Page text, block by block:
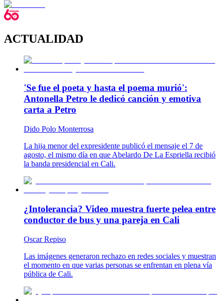
ACTUALIDAD
'Se fue el poeta y hasta el poema murió':
Antonella Petro le dedicó canción y emotiva
carta a Petro
Dido Polo Monterrosa
La hija menor del expresidente publicó el mensaje el 7 de
agosto, el mismo día en que Abelardo De La Espriella recibió
la banda presidencial en Cali.
¿Intolerancia? Video muestra fuerte pelea entre
conductor de bus y una pareja en Cali
Oscar Repiso
Las imágenes generaron rechazo en redes sociales y muestran
el momento en que varias personas se enfrentan en plena vía
pública de Cali.